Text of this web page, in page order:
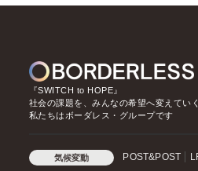
『SWITCH to HOPE』
社会の課題を、みんなの希望へ変えていく
私たちはボーダレス・グループです
気候変動 POST&POST